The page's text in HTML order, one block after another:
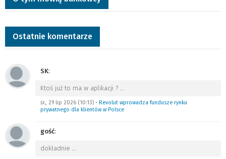
Ostatnie komentarze
SK:
Ktoś już to ma w aplikacji ? …
śr., 29 lip 2026 (10:13) • Revolut wprowadza fundusze rynku
prywatnego dla klientów w Polsce
gość:
dokładnie …